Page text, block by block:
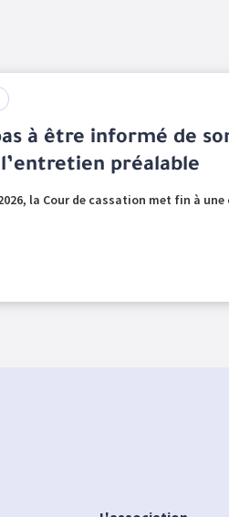
à être informé de
préalable
la Cour de cassation met fin à